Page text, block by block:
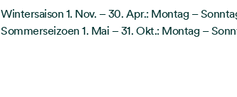
Wintersaison 1. Nov. – 30. Apr.: Montag –
Sommerseizoen 1. Mai – 31. Okt.: Montag –